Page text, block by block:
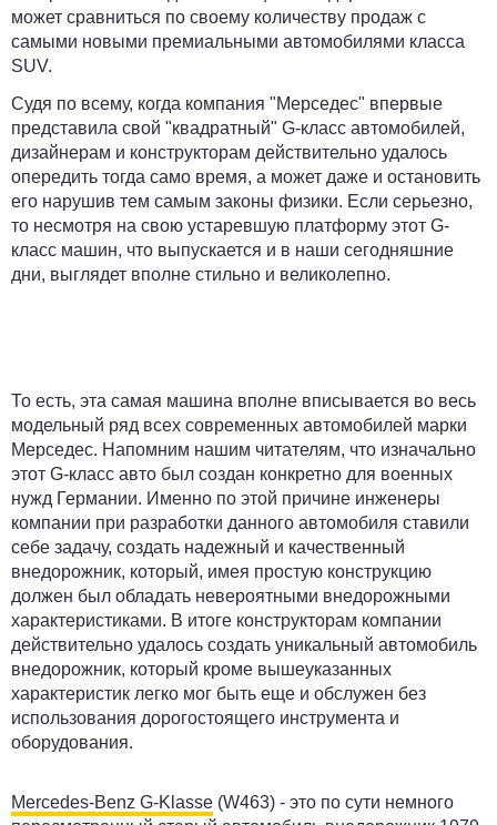
может сравниться по своему количеству продаж с
самыми новыми премиальными автомобилями класса
SUV.
Судя по всему, когда компания "Мерседес" впервые
представила свой "квадратный" G-класс автомобилей,
дизайнерам и конструкторам действительно удалось
опередить тогда само время, а может даже и остановить
его нарушив тем самым законы физики. Если серьезно,
то несмотря на свою устаревшую платформу этот G-
класс машин, что выпускается и в наши сегодняшние
дни, выглядет вполне стильно и великолепно.
То есть, эта самая машина вполне вписывается во весь
модельный ряд всех современных автомобилей марки
Мерседес. Напомним нашим читателям, что изначально
этот G-класс авто был создан конкретно для военных
нужд Германии. Именно по этой причине инженеры
компании при разработки данного автомобиля ставили
себе задачу, создать надежный и качественный
внедорожник, который, имея простую конструкцию
должен был обладать невероятными внедорожными
характеристиками. В итоге конструкторам компании
действительно удалось создать уникальный автомобиль
внедорожник, который кроме вышеуказанных
характеристик легко мог быть еще и обслужен без
использования дорогостоящего инструмента и
оборудования.
Mercedes-Benz G-Klasse (W463) - это по сути немного